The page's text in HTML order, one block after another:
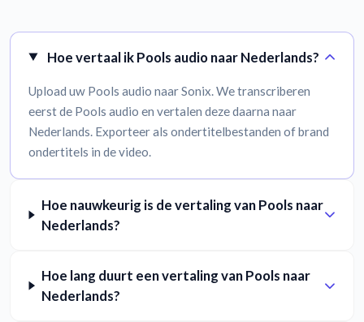
Hoe vertaal ik Pools audio naar Nederlands?
Upload uw Pools audio naar Sonix. We transcriberen
eerst de Pools audio en vertalen deze daarna naar
Nederlands. Exporteer als ondertitelbestanden of brand
ondertitels in de video.
Hoe nauwkeurig is de vertaling van Pools naar
Nederlands?
Hoe lang duurt een vertaling van Pools naar
Nederlands?